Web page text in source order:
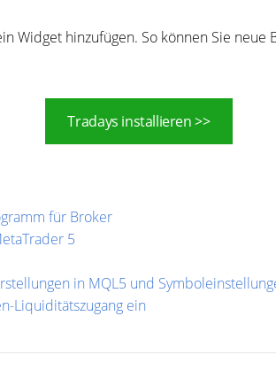
Widget hinzufügen. So können Sie
Tradays installieren >>
für Broker
5
in MQL5 und
Liquiditätszugang ein